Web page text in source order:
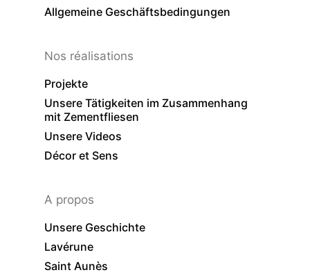
Allgemeine Geschäftsbedingungen
Nos réalisations
Projekte
Unsere Tätigkeiten im Zusammenhang
mit Zementfliesen
Unsere Videos
Décor et Sens
A propos
Unsere Geschichte
Lavérune
Saint Aunès